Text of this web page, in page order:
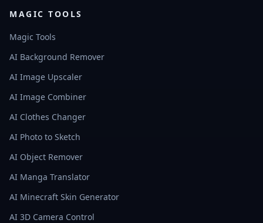
MAGIC TOOLS
Magic Tools
AI Background Remover
AI Image Upscaler
AI Image Combiner
AI Clothes Changer
AI Photo to Sketch
AI Object Remover
AI Manga Translator
AI Minecraft Skin Generator
AI 3D Camera Control